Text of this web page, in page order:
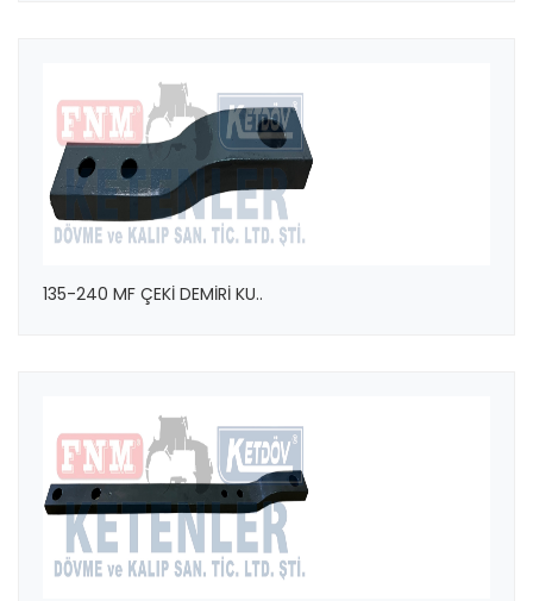
135-240 MF ÇEKİ DEMİRİ KU..